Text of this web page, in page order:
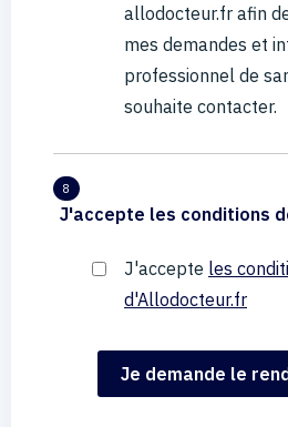
allodocteur.fr afin
mes demandes et
professionnel de
souhaite contacter.
8
J'accepte les conditions
J'accepte les
d'Allodocteur.fr